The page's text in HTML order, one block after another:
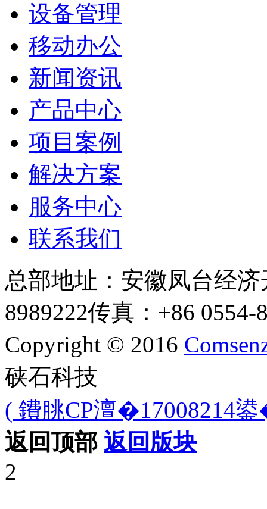
设备管理
移动办公
新闻资讯
产品中心
项目案例
解决方案
服务中心
联系我们
总部地址：安徽凤台经济
8989222传真：+86 0554-
Copyright © 2016
硖石科技
( 鐨朓CP澶�17008214
返回顶部 返回版块
2